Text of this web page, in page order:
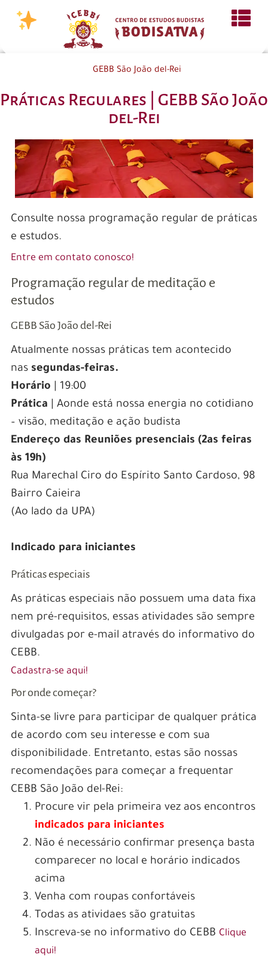
GEBB São João del-Rei
Práticas Regulares | GEBB São João
del-Rei
Consulte nossa programação regular de práticas
e estudos.
Entre em contato conosco!
Programação regular de meditação e
estudos
GEBB São João del-Rei
Atualmente nossas práticas tem acontecido
nas segundas-feiras.
Horário | 19:00
Prática | Aonde está nossa energia no cotidiano
– visão, meditação e ação budista
Endereço das Reuniões presenciais (2as feiras
às 19h)
Rua Marechal Ciro do Espírito Santo Cardoso, 98
Bairro Caieira
(Ao lado da UPA)
Indicado para iniciantes
Práticas especiais
As práticas especiais não possuem uma data fixa
nem pré-requisitos, essas atividades são sempre
divulgadas por e-mail através do informativo do
CEBB.
Cadastra-se aqui!
Por onde começar?
Sinta-se livre para participar de qualquer prática
de acordo com seu interesse e com sua
disponibilidade. Entretanto, estas são nossas
recomendações para começar a frequentar
CEBB São João del-Rei:
Procure vir pela primeira vez aos encontros
indicados para iniciantes
Não é necessário confirmar presença basta
comparecer no local e horário indicados
acima
Venha com roupas confortáveis
Todas as atividaes são gratuitas
Inscreva-se no informativo do CEBB Clique
aqui!